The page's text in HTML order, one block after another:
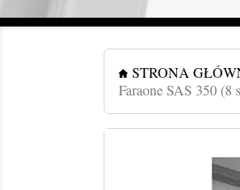
STRONA
Faraone SAS 350 (8